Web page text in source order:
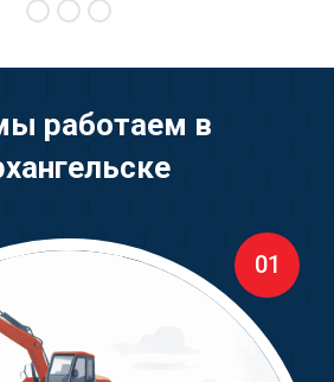
работаем в
01